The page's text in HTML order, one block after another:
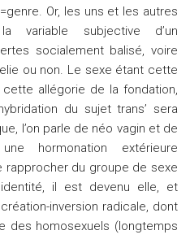
Or, les uns et les autres
variable subjective d’un
socialement balisé, voire
ou non. Le sexe étant cette
allégorie de la fondation,
du sujet trans’ sera
l’on parle de néo vagin et de
hormonation extérieure
rapprocher du groupe de sexe
il est devenu elle, et
inversion radicale, dont
des homosexuels (longtemps